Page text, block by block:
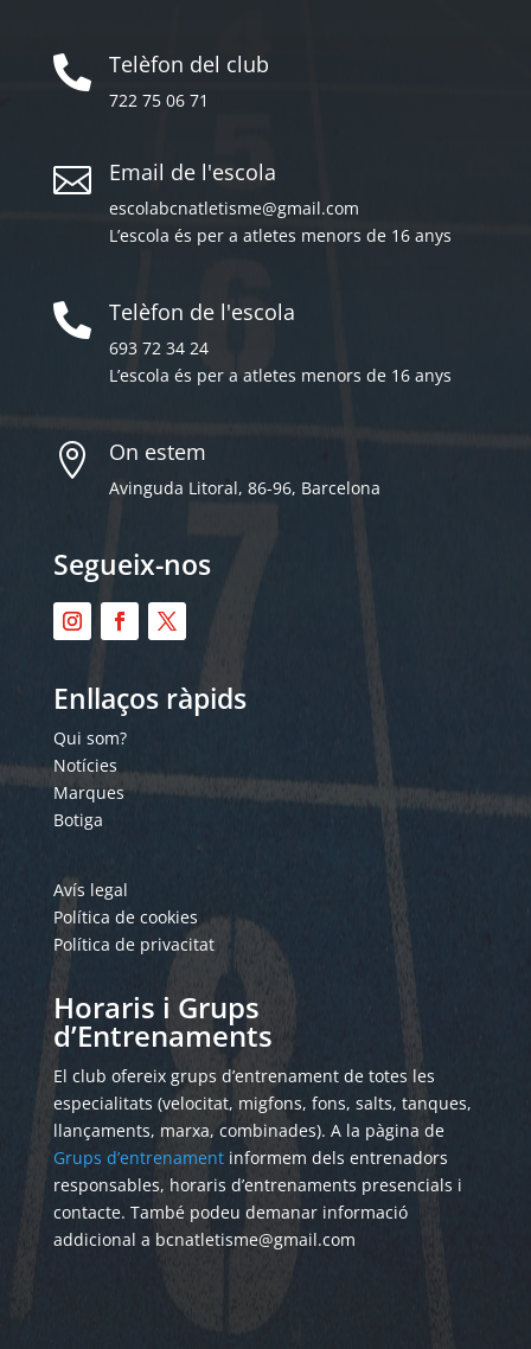
 Telèfon del club
722 75 06 71
 Email de l'escola
escolabcnatletisme@gmail.com
L’escola és per a atletes menors de 16 anys
 Telèfon de l'escola
693 72 34 24
L’escola és per a atletes menors de 16 anys
 On estem
Avinguda Litoral, 86-96, Barcelona
Segueix-nos
Enllaços ràpids
Qui som?
Notícies
Marques
Botiga
Avís legal
Política de cookies
Política de privacitat
Horaris i Grups
d’Entrenaments
El club ofereix grups d’entrenament de totes les
especialitats (velocitat, migfons, fons, salts, tanques,
llançaments, marxa, combinades). A la pàgina de
Grups d’entrenamentinformem dels entrenadors
responsables, horaris d’entrenaments presencials i
contacte. També podeu demanar informació
addicional a bcnatletisme@gmail.com